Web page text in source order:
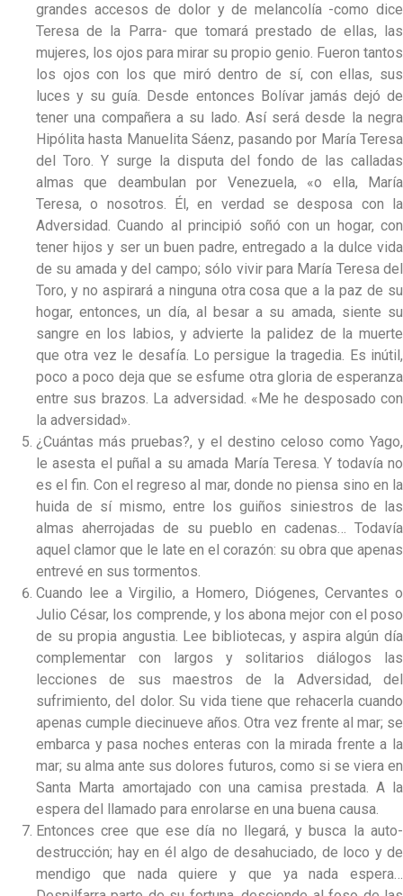
grandes accesos de dolor y de melancolía -como dice
Teresa de la Parra- que tomará prestado de ellas, las
mujeres, los ojos para mirar su propio genio. Fueron tantos
los ojos con los que miró dentro de sí, con ellas, sus
luces y su guía. Desde entonces Bolívar jamás dejó de
tener una compañera a su lado. Así será desde la negra
Hipólita hasta Manuelita Sáenz, pasando por María Teresa
del Toro. Y surge la disputa del fondo de las calladas
almas que deambulan por Venezuela, «o ella, María
Teresa, o nosotros. Él, en verdad se desposa con la
Adversidad. Cuando al principió soñó con un hogar, con
tener hijos y ser un buen padre, entregado a la dulce vida
de su amada y del campo; sólo vivir para María Teresa del
Toro, y no aspirará a ninguna otra cosa que a la paz de su
hogar, entonces, un día, al besar a su amada, siente su
sangre en los labios, y advierte la palidez de la muerte
que otra vez le desafía. Lo persigue la tragedia. Es inútil,
poco a poco deja que se esfume otra gloria de esperanza
entre sus brazos. La adversidad. «Me he desposado con
la adversidad».
¿Cuántas más pruebas?, y el destino celoso como Yago,
le asesta el puñal a su amada María Teresa. Y todavía no
es el fin. Con el regreso al mar, donde no piensa sino en la
huida de sí mismo, entre los guiños siniestros de las
almas aherrojadas de su pueblo en cadenas… Todavía
aquel clamor que le late en el corazón: su obra que apenas
entrevé en sus tormentos.
Cuando lee a Virgilio, a Homero, Diógenes, Cervantes o
Julio César, los comprende, y los abona mejor con el poso
de su propia angustia. Lee bibliotecas, y aspira algún día
complementar con largos y solitarios diálogos las
lecciones de sus maestros de la Adversidad, del
sufrimiento, del dolor. Su vida tiene que rehacerla cuando
apenas cumple diecinueve años. Otra vez frente al mar; se
embarca y pasa noches enteras con la mirada frente a la
mar; su alma ante sus dolores futuros, como si se viera en
Santa Marta amortajado con una camisa prestada. A la
espera del llamado para enrolarse en una buena causa.
Entonces cree que ese día no llegará, y busca la auto-
destrucción; hay en él algo de desahuciado, de loco y de
mendigo que nada quiere y que ya nada espera…